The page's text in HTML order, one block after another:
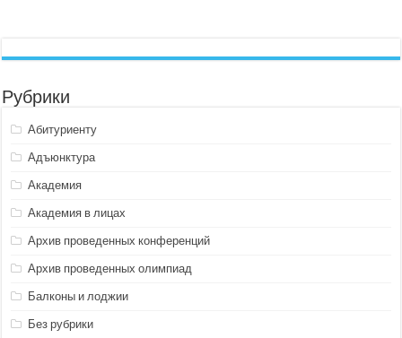
Рубрики
Абитуриенту
Адъюнктура
Академия
Академия в лицах
Архив проведенных конференций
Архив проведенных олимпиад
Балконы и лоджии
Без рубрики